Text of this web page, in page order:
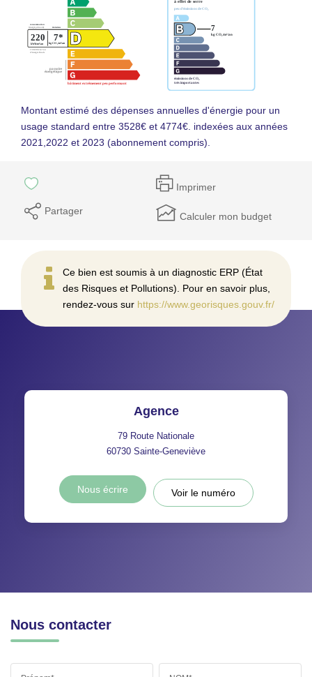
Montant estimé des dépenses annuelles d'énergie pour un
usage standard entre 3528€ et 4774€. indexées aux années
2021,2022 et 2023 (abonnement compris).
Imprimer
Partager Calculer mon budget
Ce bien est soumis à un diagnostic ERP (État
des Risques et Pollutions). Pour en savoir plus,
rendez-vous sur https://www.georisques.gouv.fr/
Agence
79 Route Nationale
60730 Sainte-Geneviève
Nous écrire Voir le numéro
Nous contacter